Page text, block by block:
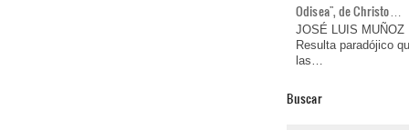
Odisea", de Christo…
JOSÉ LUIS MUÑOZ
Resulta paradójico
las…
Buscar